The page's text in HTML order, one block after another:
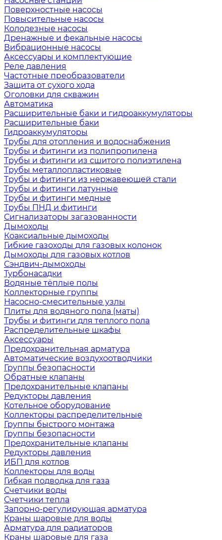
Поверхностные насосы
Повысительные насосы
Колодезные насосы
Дренажные и фекальные насосы
Вибрационные насосы
Аксессуары и комплектующие
Реле давления
Частотные преобразователи
Защита от сухого хода
Оголовки для скважин
Автоматика
Расширительные баки и гидроаккумуляторы
Расширительные баки
Гидроаккумуляторы
Трубы для отопления и водоснабжения
Трубы и фитинги из полипропилена
Трубы и фитинги из сшитого полиэтилена
Трубы металлопластиковые
Трубы и фитинги из нержавеющей стали
Трубы и фитинги латунные
Трубы и фитинги медные
Трубы ПНД и фитинги
Сигнализаторы загазованности
Дымоходы
Коаксиальные дымоходы
Гибкие газоходы для газовых колонок
Дымоходы для газовых котлов
Сэндвич-дымоходы
Турбонасадки
Водяные тёплые полы
Коллекторные группы
Насосно-смесительные узлы
Плиты для водяного пола (маты)
Трубы и фитинги для теплого пола
Распределительные шкафы
Аксессуары
Предохранительная арматура
Автоматические воздухоотводчики
Группы безопасности
Обратные клапаны
Предохранительные клапаны
Редукторы давления
Котельное оборудование
Коллекторы распределительные
Группы быстрого монтажа
Группы безопасности
Предохранительные клапаны
Редукторы давления
ИБП для котлов
Коллекторы для воды
Гибкая подводка для газа
Счетчики воды
Счетчики тепла
Запорно-регулирующая арматура
Краны шаровые для воды
Арматура для радиаторов
Краны шаровые для газа